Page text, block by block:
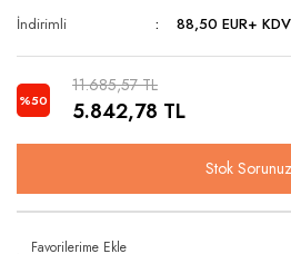
İndirimli
88,50 EUR+ KDV
%50
11.685,57 TL
5.842,78 TL
Stok Sorunuz